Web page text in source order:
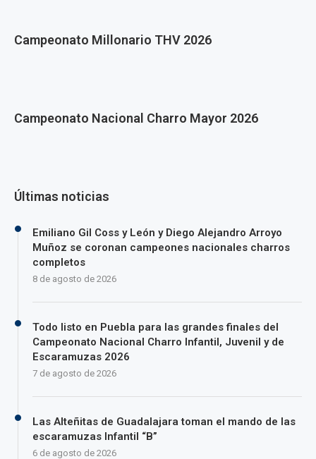
Campeonato Millonario THV 2026
Campeonato Nacional Charro Mayor 2026
Últimas noticias
Emiliano Gil Coss y León y Diego Alejandro Arroyo
Muñoz se coronan campeones nacionales charros
completos
8 de agosto de 2026
Todo listo en Puebla para las grandes finales del
Campeonato Nacional Charro Infantil, Juvenil y de
Escaramuzas 2026
7 de agosto de 2026
Las Alteñitas de Guadalajara toman el mando de las
escaramuzas Infantil “B”
6 de agosto de 2026